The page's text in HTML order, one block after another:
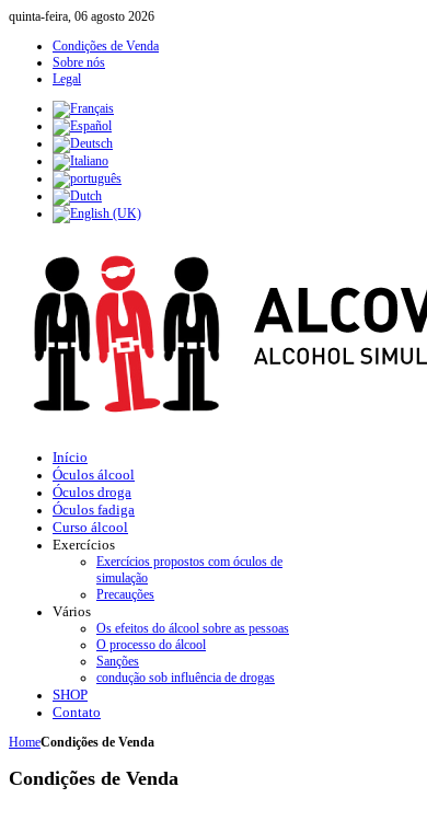
quinta-feira, 06 agosto 2026
Condições de Venda
Sobre nós
Legal
Início
Óculos álcool
Óculos droga
Óculos fadiga
Curso álcool
Exercícios
Exercícios propostos com óculos de
simulação
Precauções
Vários
Os efeitos do álcool sobre as pessoas
O processo do álcool
Sanções
condução sob influência de drogas
SHOP
Contato
HomeCondições de Venda
Condições de Venda